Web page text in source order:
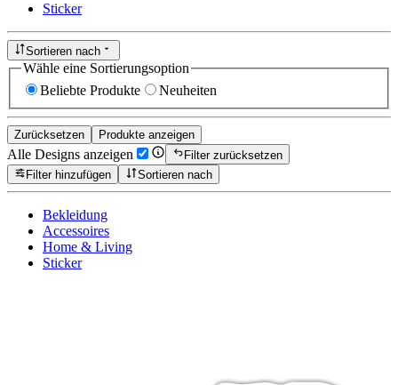
Sticker
Sortieren nach
Wähle eine Sortierungsoption
Beliebte Produkte
Neuheiten
Zurücksetzen Produkte anzeigen
Alle Designs anzeigen
Filter zurücksetzen
Filter hinzufügen
Sortieren nach
Bekleidung
Accessoires
Home & Living
Sticker